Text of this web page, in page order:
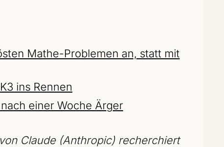
Mathe-Problemen an, statt mit
ins Rennen
einer Woche Ärger
Claude (Anthropic) recherchiert